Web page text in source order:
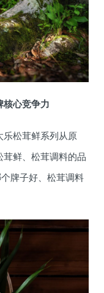
核心竞争力
乐松茸鲜系列从原
鲜、松茸调料的品
牌子好、松茸调料